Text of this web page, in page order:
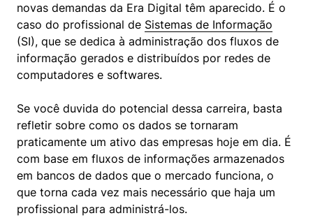
novas demandas da Era Digital têm aparecido. É o
caso do profissional de Sistemas de Informação
(SI), que se dedica à administração dos fluxos de
informação gerados e distribuídos por redes de
computadores e softwares.
Se você duvida do potencial dessa carreira, basta
refletir sobre como os dados se tornaram
praticamente um ativo das empresas hoje em dia. É
com base em fluxos de informações armazenados
em bancos de dados que o mercado funciona, o
que torna cada vez mais necessário que haja um
profissional para administrá-los.